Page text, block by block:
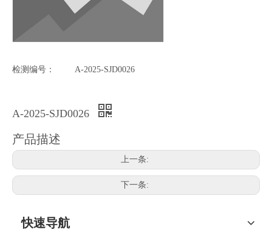
检测编号： A-2025-SJD0026
A-2025-SJD0026
产品描述
上一条:
下一条:
快速导航